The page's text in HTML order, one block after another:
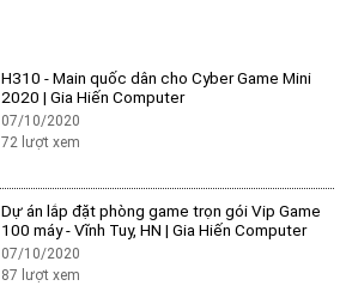
H310 - Main quốc dân cho Cyber Game Mini
2020 | Gia Hiến Computer
07/10/2020
72 lượt xem
Dự án lắp đặt phòng game trọn gói Vip Game
100 máy - Vĩnh Tuy, HN | Gia Hiến Computer
07/10/2020
87 lượt xem